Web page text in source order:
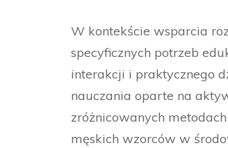
W kontekście wsparcia
specyficznych potrzeb
interakcji i praktycznego
nauczania oparte na
zróżnicowanych
męskich wzorców w